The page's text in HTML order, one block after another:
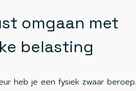
omgaan met
belasting
heb je een fysiek zwaar beroep.